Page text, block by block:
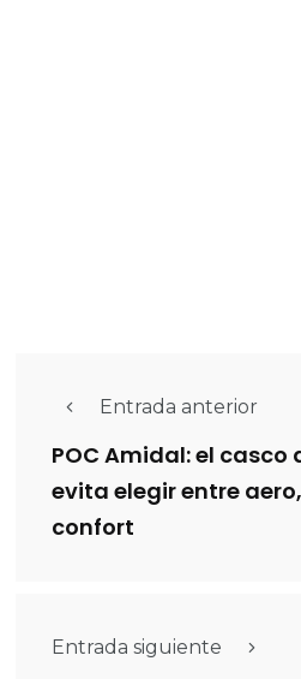
Entrada anterior
POC Amidal: el
evita elegir entre
confort
Entrada siguiente